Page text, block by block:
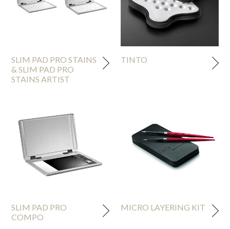
SLIM PAD PRO STAINS
& SLIM PAD PRO
STAINS ARTIST
TINTO
SLIM PAD PRO
COMPO
MICRO LAYERING KIT